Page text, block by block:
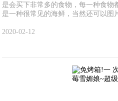
是会买下非常多的食物，每一种食物
是一种很常见的海鲜，当然还可以图
2020-02-12